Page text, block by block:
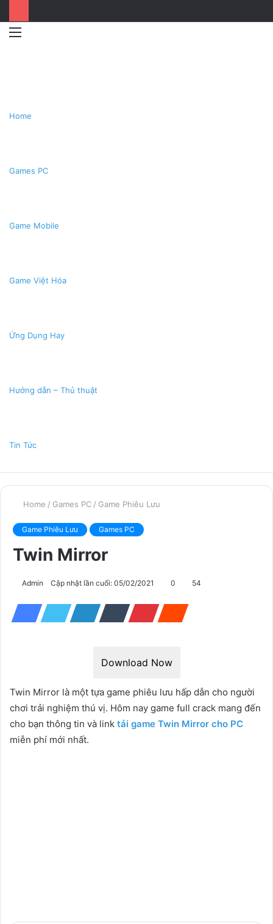
Home
Games PC
Game Mobile
Game Việt Hóa
Ứng Dụng Hay
Hướng dẫn – Thủ thuật
Tin Tức
Home / Games PC / Game Phiêu Lưu
Game Phiêu Lưu Games PC
Twin Mirror
Admin Cập nhật lần cuối: 05/02/2021 0 54
Download Now
Twin Mirror là một tựa game phiêu lưu hấp dẫn cho người
chơi trải nghiệm thú vị. Hôm nay game full crack mang đến
cho bạn thông tin và link tải game Twin Mirror cho PC
miễn phí mới nhất.